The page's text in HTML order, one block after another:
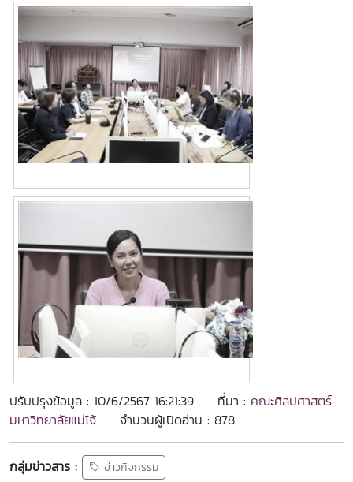
ปรับปรุงข้อมูล : 10/6/2567 16:21:39 ที่มา : คณะศิลปศาสตร์
มหาวิทยาลัยแม่โจ้
จำนวนผู้เปิดอ่าน : 878
กลุ่มข่าวสาร : ข่าวกิจกรรม